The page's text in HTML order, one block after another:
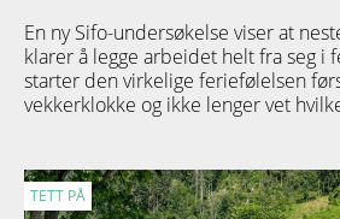
En ny Sifo-undersøkelse viser at
klarer å legge arbeidet helt fra seg i
starter den virkelige feriefølelsen
vekkerklokke og ikke lenger vet
TETT PÅ